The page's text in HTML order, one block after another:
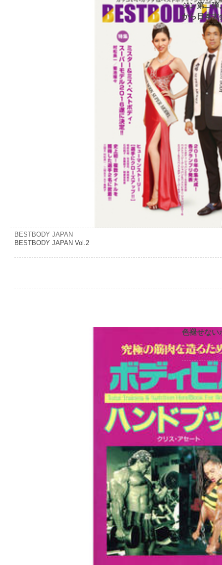
ジン第二弾
から日本大
BESTBODY JAPAN
BESTBODY JAPAN Vol.2
色褪せない